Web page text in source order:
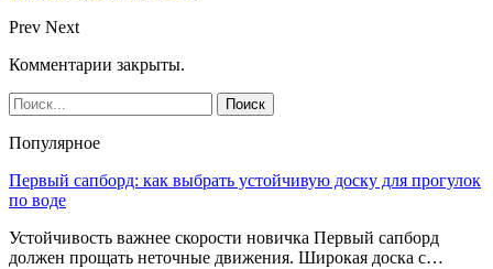
Prev Next
Комментарии закрыты.
Популярное
Первый сапборд: как выбрать устойчивую доску для прогулок
по воде
Устойчивость важнее скорости новичка Первый сапборд
должен прощать неточные движения. Широкая доска с…